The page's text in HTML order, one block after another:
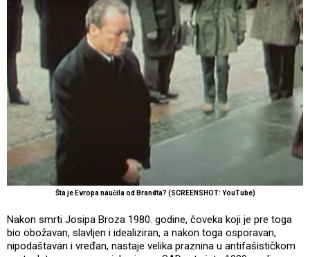
Šta je Evropa naučila od Brandta? (SCREENSHOT: YouTube)
Nakon smrti Josipa Broza 1980. godine, čoveka koji je pre toga
bio obožavan, slavljen i idealiziran, a nakon toga osporavan,
nipodaštavan i vređan, nastaje velika praznina u antifašističkom